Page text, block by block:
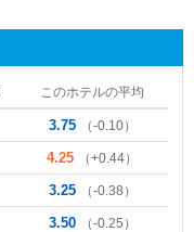
このホテルの平均
3.75 （-0.10）
4.25 （+0.44）
3.25 （-0.38）
3.50 （-0.25）